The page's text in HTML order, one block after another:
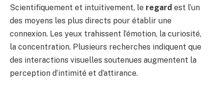
Scientifiquement et intuitivement, le regard est l’un
des moyens les plus directs pour établir une
connexion. Les yeux trahissent l’émotion, la curiosité,
la concentration. Plusieurs recherches indiquent que
des interactions visuelles soutenues augmentent la
perception d’intimité et d’attirance.